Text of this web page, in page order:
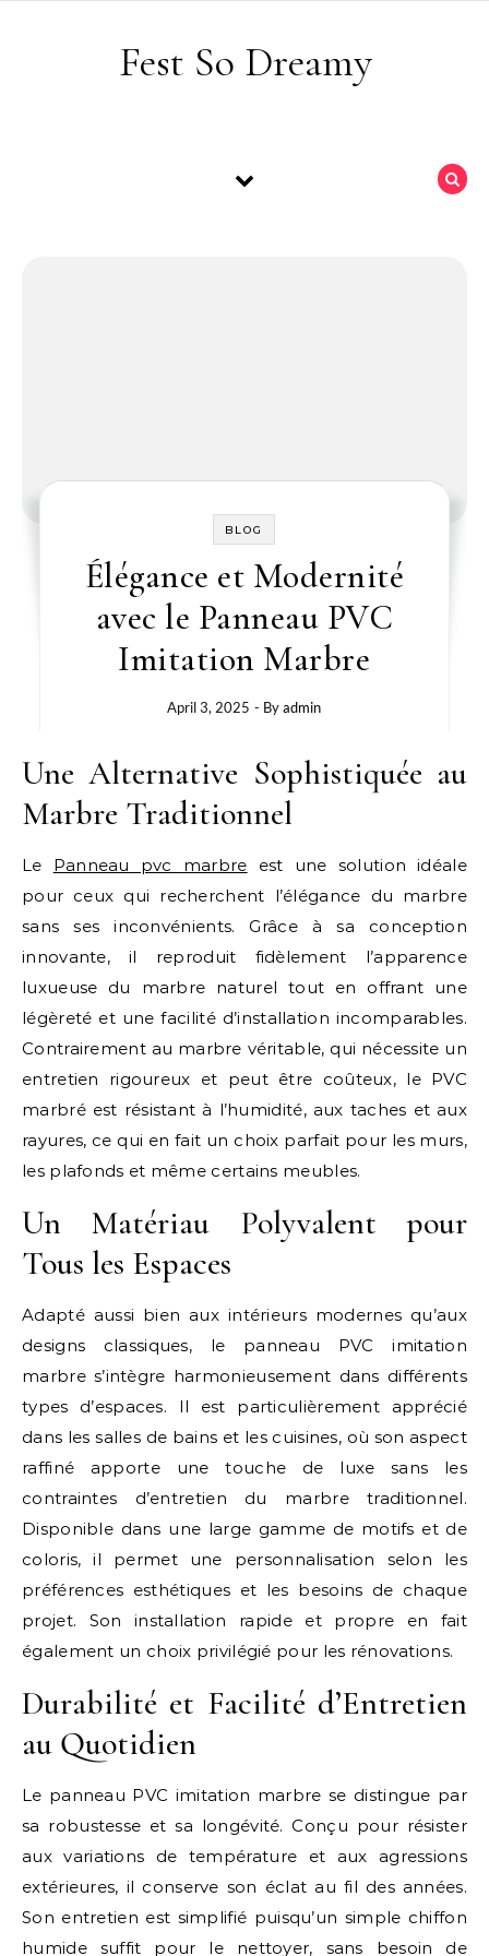
Fest So Dreamy
BLOG
Élégance et Modernité
avec le Panneau PVC
Imitation Marbre
April 3, 2025 - Byadmin
Une Alternative Sophistiquée au
Marbre Traditionnel
Le Panneau pvc marbre est une solution idéale
pour ceux qui recherchent l’élégance du marbre
sans ses inconvénients. Grâce à sa conception
innovante, il reproduit fidèlement l’apparence
luxueuse du marbre naturel tout en offrant une
légèreté et une facilité d’installation incomparables.
Contrairement au marbre véritable, qui nécessite un
entretien rigoureux et peut être coûteux, le PVC
marbré est résistant à l’humidité, aux taches et aux
rayures, ce qui en fait un choix parfait pour les murs,
les plafonds et même certains meubles.
Un Matériau Polyvalent pour
Tous les Espaces
Adapté aussi bien aux intérieurs modernes qu’aux
designs classiques, le panneau PVC imitation
marbre s’intègre harmonieusement dans différents
types d’espaces. Il est particulièrement apprécié
dans les salles de bains et les cuisines, où son aspect
raffiné apporte une touche de luxe sans les
contraintes d’entretien du marbre traditionnel.
Disponible dans une large gamme de motifs et de
coloris, il permet une personnalisation selon les
préférences esthétiques et les besoins de chaque
projet. Son installation rapide et propre en fait
également un choix privilégié pour les rénovations.
Durabilité et Facilité d’Entretien
au Quotidien
Le panneau PVC imitation marbre se distingue par
sa robustesse et sa longévité. Conçu pour résister
aux variations de température et aux agressions
extérieures, il conserve son éclat au fil des années.
Son entretien est simplifié puisqu’un simple chiffon
humide suffit pour le nettoyer, sans besoin de